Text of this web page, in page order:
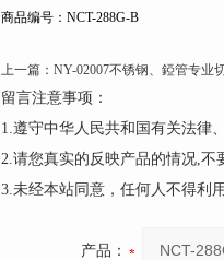
商品编号：NCT-288G-B
上一篇： NY-02007不锈钢、錏管专业
留言注意事项：
1.遵守中华人民共和国有关法律
2.请您真实的反映产品的情况,
3.未经本站同意，任何人不得利
产品：